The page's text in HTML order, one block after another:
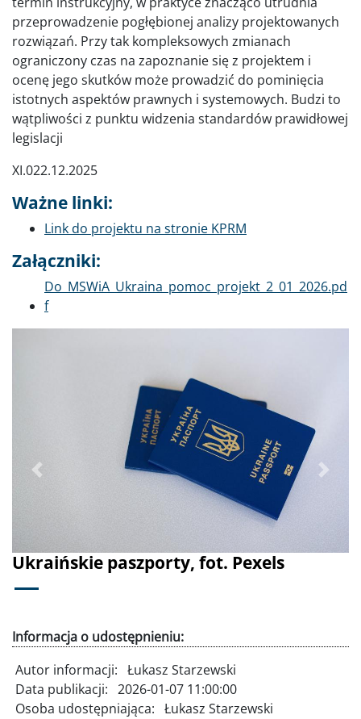
przeprowadzenie pogłębionej analizy projektowanych
rozwiązań. Przy tak kompleksowych zmianach
ograniczony czas na zapoznanie się z projektem i
ocenę jego skutków może prowadzić do pominięcia
istotnych aspektów prawnych i systemowych. Budzi to
wątpliwości z punktu widzenia standardów prawidłowej
legislacji
XI.022.12.2025
Ważne linki:
Link do projektu na stronie KPRM
Załączniki:
Dokument
Do_MSWiA_Ukraina_pomoc_projekt_2_01_2026.pd
f
Ukraińskie paszporty, fot. Pexels
Poprzednie Dalej
Informacja o udostępnieniu:
Autor informacji: Łukasz Starzewski
Data publikacji: 2026-01-07 11:00:00
Osoba udostępniająca: Łukasz Starzewski